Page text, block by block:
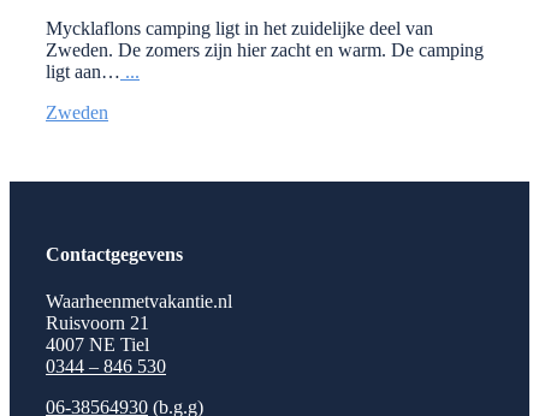
Mycklaflons camping ligt in het zuidelijke deel van
Zweden. De zomers zijn hier zacht en warm. De camping
ligt aan… ...
Zweden
Contactgegevens
Waarheenmetvakantie.nl
Ruisvoorn 21
4007 NE Tiel
0344 – 846 530
06-38564930 (b.g.g)